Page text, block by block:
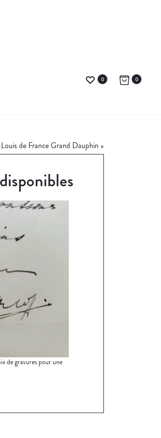
0 0
Louis de France Grand Dauphin »
de gravures pour une